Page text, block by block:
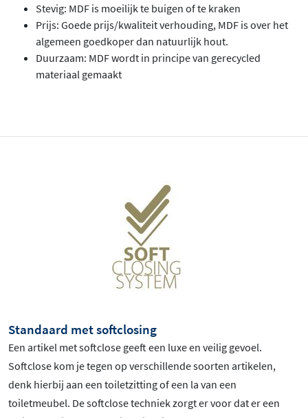
Stevig: MDF is moeilijk te buigen of te kraken
Prijs: Goede prijs/kwaliteit verhouding, MDF is over het
algemeen goedkoper dan natuurlijk hout.
Duurzaam: MDF wordt in principe van gerecycled
materiaal gemaakt
Standaard met softclosing
Een artikel met softclose geeft een luxe en veilig gevoel.
Softclose kom je tegen op verschillende soorten artikelen,
denk hierbij aan een toiletzitting of een la van een
toiletmeubel. De softclose techniek zorgt er voor dat er een